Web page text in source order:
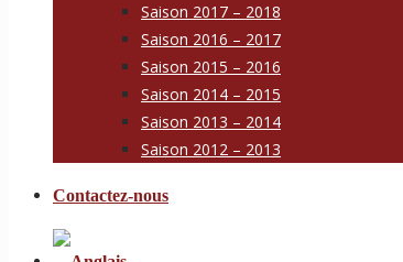
Saison 2017 – 2018
Saison 2016 – 2017
Saison 2015 – 2016
Saison 2014 – 2015
Saison 2013 – 2014
Saison 2012 – 2013
Contactez-nous